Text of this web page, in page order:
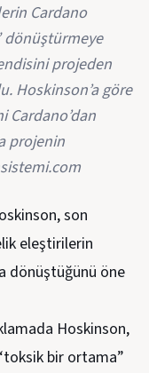
Cardano
dönüştürmeye
projeden
Hoskinson’a göre
Cardano’dan
projenin
son
eleştirilerin
dönüştüğünü öne
Hoskinson,
bir ortama”